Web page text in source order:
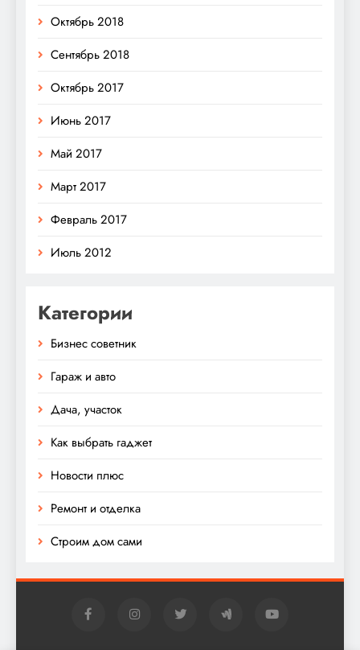
Октябрь 2018
Сентябрь 2018
Октябрь 2017
Июнь 2017
Май 2017
Март 2017
Февраль 2017
Июль 2012
Категории
Бизнес советник
Гараж и авто
Дача, участок
Как выбрать гаджет
Новости плюс
Ремонт и отделка
Строим дом сами